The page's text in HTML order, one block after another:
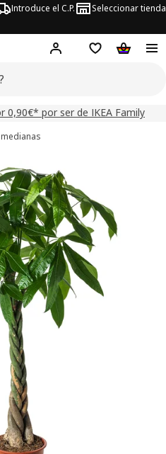
Introduce el C.P. Seleccionar tienda
Hej! Iniciar sesión
Lista de deseos
Carrito
0,90€* por ser de IKEA Family